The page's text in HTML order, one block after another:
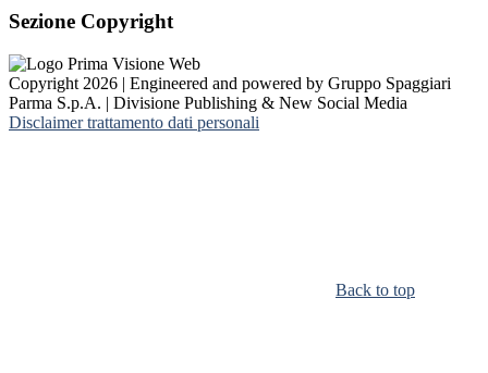
Sezione Copyright
Copyright 2026 | Engineered and powered by Gruppo Spaggiari
Parma S.p.A. | Divisione Publishing & New Social Media
Disclaimer trattamento dati personali
Back to top